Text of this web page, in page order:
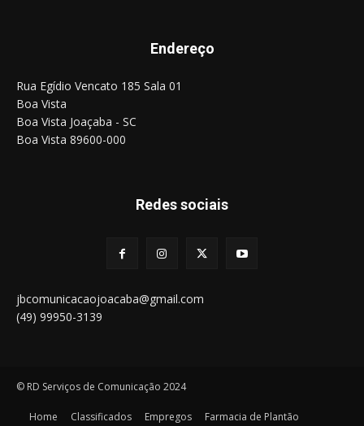
Endereço
Rua Egídio Vencato 185 Sala 01
Boa Vista
Boa Vista Joaçaba - SC
Boa Vista 89600-000
Redes sociais
jbcomunicacaojoacaba@gmail.com
(49) 99950-3139
© RD Serviços de Comunicação 2024
Home Classificados Empregos Farmacia de Plantão